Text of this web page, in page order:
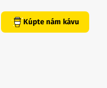
Kúpte nám kávu